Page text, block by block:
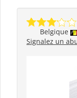
Belgique
Signalez un